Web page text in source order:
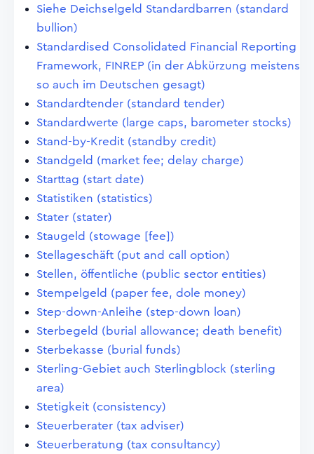
Siehe Deichselgeld Standardbarren (standard
bullion)
Standardised Consolidated Financial Reporting
Framework, FINREP (in der Abkürzung meistens
so auch im Deutschen gesagt)
Standardtender (standard tender)
Standardwerte (large caps, barometer stocks)
Stand-by-Kredit (standby credit)
Standgeld (market fee; delay charge)
Starttag (start date)
Statistiken (statistics)
Stater (stater)
Staugeld (stowage [fee])
Stellageschäft (put and call option)
Stellen, öffentliche (public sector entities)
Stempelgeld (paper fee, dole money)
Step-down-Anleihe (step-down loan)
Sterbegeld (burial allowance; death benefit)
Sterbekasse (burial funds)
Sterling-Gebiet auch Sterlingblock (sterling
area)
Stetigkeit (consistency)
Steuerberater (tax adviser)
Steuerberatung (tax consultancy)